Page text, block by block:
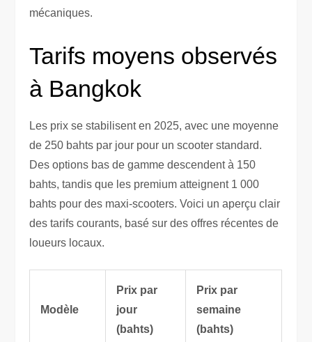
mécaniques.
Tarifs moyens observés
à Bangkok
Les prix se stabilisent en 2025, avec une moyenne
de 250 bahts par jour pour un scooter standard.
Des options bas de gamme descendent à 150
bahts, tandis que les premium atteignent 1 000
bahts pour des maxi-scooters. Voici un aperçu clair
des tarifs courants, basé sur des offres récentes de
loueurs locaux.
Modèle
Prix par
jour
(bahts)
Prix par
semaine
(bahts)